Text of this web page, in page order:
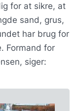
for at sikre, at
sand, grus,
har brug for
Formand for
siger: